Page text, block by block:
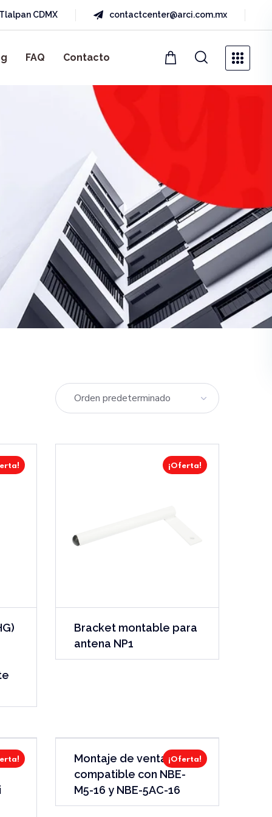
CDMX contactcenter@arci.com.mx
FAQ Contacto
¡Oferta!
Bracket montable para
antena NP1
¡Oferta!
Montaje de ventana
compatible con NBE-
M5-16 y NBE-5AC-16